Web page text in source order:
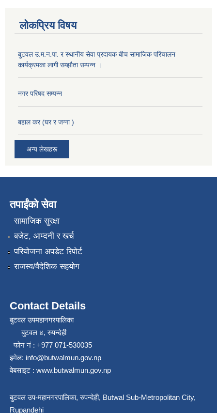
लोकप्रिय विषय
बुटवल उ.म.न.पा. र स्थानीय सेवा प्रदायक बीच सामाजिक परिचालन
कार्यक्रमका लागी सम्झौता सम्पन्न ।
नगर परिषद सम्पन्न
बहाल कर (घर र जग्गा )
अन्य लेखहरू
तपाईंको सेवा
सामाजिक सुरक्षा
बजेट, आम्दनी र खर्च
परियोजना अपडेट रिपोर्ट
राजस्व/वैदेशिक सहयोग
Contact Details
बुटवल उपमहानगरपालिका
बुटवल ४, रुपन्देही
फोन नं : +977 071-530035
इमेल: info@butwalmun.gov.np
वेबसाइट : www.butwalmun.gov.np
बुटवल उप-महानगरपालिका, रुपन्देही, Butwal Sub-Metropolitan City,
Rupandehi